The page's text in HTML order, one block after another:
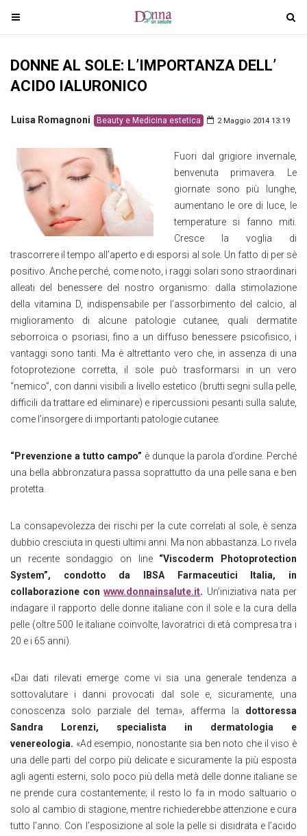
T
o
g
l
n
T
o
DONNE AL SOLE: L’IMPORTANZA DELL’
ACIDO IALURONICO
Luisa Romagnoni Beauty e Medicina estetica 2 Maggio 2014 13:19
Fuori dal grigiore invernale,
benvenuta primavera. Le
giornate sono più lunghe,
aumentano le ore di luce, le
temperature si fanno miti.
Cresce la voglia di
trascorrere il tempo all’aperto e di esporsi al sole. Un fatto di per sè
positivo. Anche perché, come noto, i raggi solari sono straordinari
alleati del benessere del nostro organismo: dalla stimolazione
della vitamina D, indispensabile per l’assorbimento del calcio, al
miglioramento di alcune patologie cutanee, quali dermatite
seborroica o psoriasi, fino a un diffuso benessere psicofisico, i
vantaggi sono tanti. Ma è altrettanto vero che, in assenza di una
fotoprotezione corretta, il sole può trasformarsi in un vero
“nemico”, con danni visibili a livello estetico (brutti segni sulla pelle,
difficili da trattare ed eliminare) e ripercussioni pesanti sulla salute,
come l’insorgere di importanti patologie cutanee.
“Prevenzione a tutto campo” è dunque la parola d’ordine. Perché
una bella abbronzatura passa soprattutto da una pelle sana e ben
protetta.
La consapevolezza dei rischi per la cute correlati al sole, è senza
dubbio cresciuta in questi ultimi anni. Ma non abbastanza. Lo rivela
un recente sondaggio on line “Viscoderm Photoprotection
System”, condotto da IBSA Farmaceutici Italia, in
collaborazione conwww.donnainsalute.it. Un’iniziativa nata per
indagare il rapporto delle donne italiane con il sole e la cura della
pelle (oltre 500 le italiane coinvolte, lavoratrici di età compresa tra i
20 e i 65 anni).
«Dai dati rilevati emerge come vi sia una generale tendenza a
sottovalutare i danni provocati dal sole e, sicuramente, una
conoscenza solo parziale del tema», afferma la dottoressa
Sandra Lorenzi, specialista in dermatologia e
venereologia. «Ad esempio, nonostante sia ben noto che il viso è
una delle parti del corpo più delicate e sicuramente la più esposta
agli agenti esterni, solo poco più della metà delle donne italiane se
ne prende cura costantemente; il resto lo fa in modo saltuario o
solo al cambio di stagione, mentre richiederebbe attenzione e cura
tutto l’anno. Con l’esposizione al sole la pelle si disidrata e l’acido